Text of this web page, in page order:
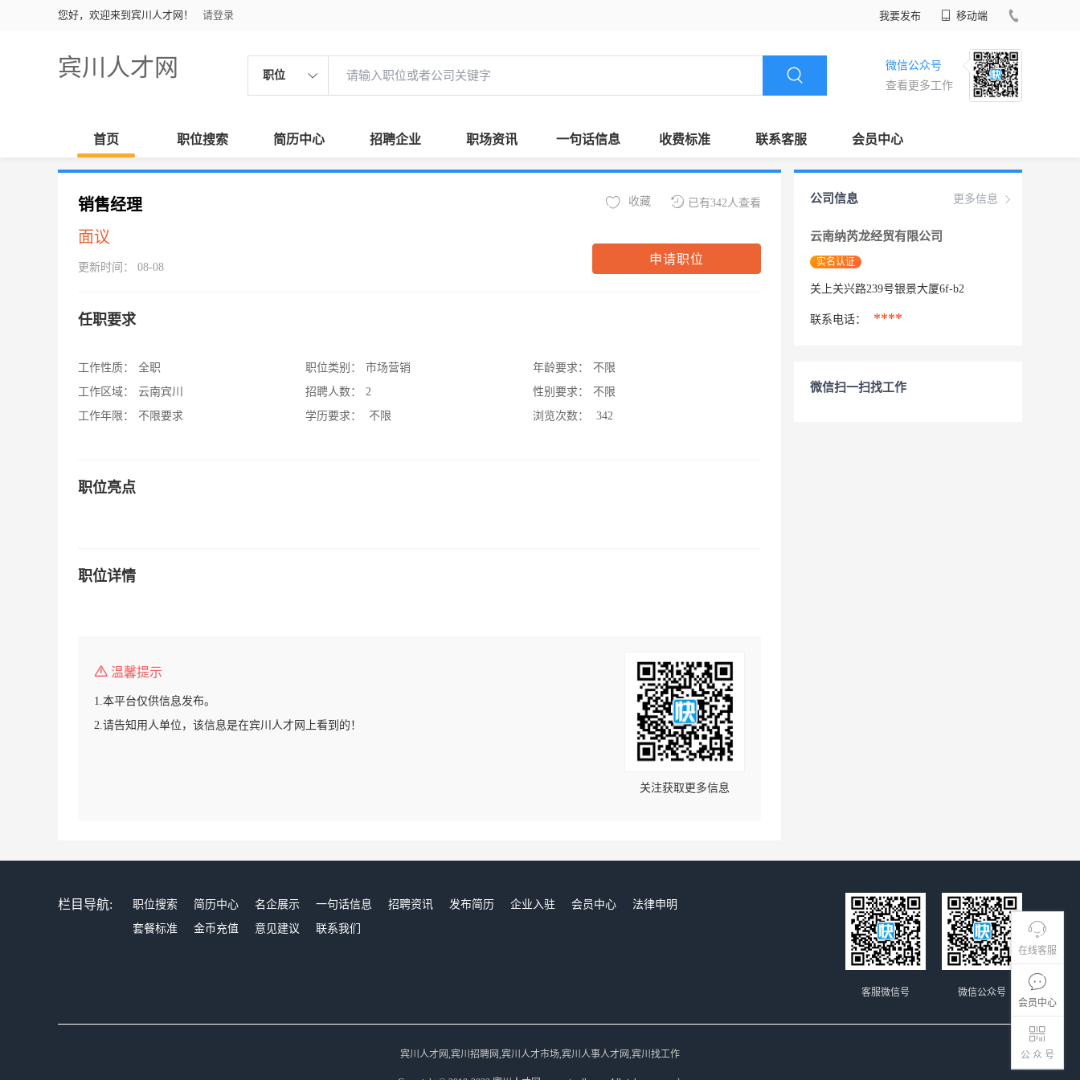
您好，欢迎来到宾川人才网！ 请登录 我要发布 移动端
宾川人才网 职位
微信公众号
查看更多工作
首页 职位搜索 简历中心 招聘企业 职场资讯 一句话信息 收费标准 联系客服 会员中心
在线客服
会员中心
公 众 号
销售经理
面议
更新时间： 08-08
已有342人查看
收藏
申请职位
任职要求
工作性质：
全职
工作区域：
云南宾川
工作年限：
不限要求
职位类别：
市场营销
招聘人数：
2
学历要求：
不限
年龄要求：
不限
性别要求：
不限
浏览次数：
342
职位亮点
职位详情
温馨提示
1.本平台仅供信息发布。
2.请告知用人单位，该信息是在宾川人才网上看到的！
关注获取更多信息
更多信息
公司信息
云南纳芮龙经贸有限公司
实名认证
关上关兴路239号银景大厦6f-b2
联系电话： ****
微信扫一扫找工作
栏目导航: 职位搜索 简历中心 名企展示 一句话信息 招聘资讯 发布简历 企业入驻 会员中心
法律申明
套餐标准
金币充值 意见建议 联系我们
微信公众号
客服微信号
宾川人才网,宾川招聘网,宾川人才市场,宾川人事人才网,宾川找工作